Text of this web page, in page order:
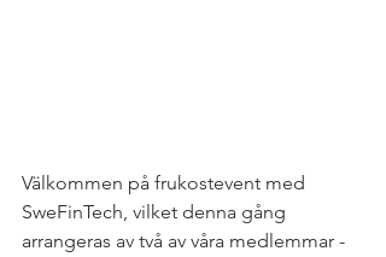
Välkommen på frukostevent med
SweFinTech, vilket denna gång
arrangeras av två av våra medlemmar -